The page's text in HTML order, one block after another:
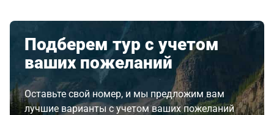
Подберем тур с учетом
ваших пожеланий
Оставьте свой номер, и мы предложим вам
лучшие варианты с учетом ваших пожеланий